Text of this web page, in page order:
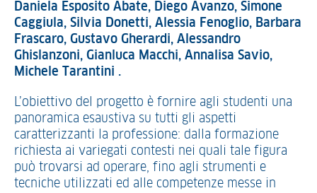
Daniela Esposito Abate, Diego Avanzo, Simone
Caggiula, Silvia Donetti, Alessia Fenoglio, Barbara
Frascaro, Gustavo Gherardi, Alessandro
Ghislanzoni, Gianluca Macchi, Annalisa Savio,
Michele Tarantini .
L’obiettivo del progetto è fornire agli studenti una
panoramica esaustiva su tutti gli aspetti
caratterizzanti la professione: dalla formazione
richiesta ai variegati contesti nei quali tale figura
può trovarsi ad operare, fino agli strumenti e
tecniche utilizzati ed alle competenze messe in